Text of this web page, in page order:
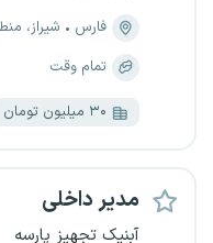
فارس
شیراز، منطقه ۱،
تمام وقت
۳۰ میلیون تومان
مدیر داخلی
آبنیک تجهیز پارسه